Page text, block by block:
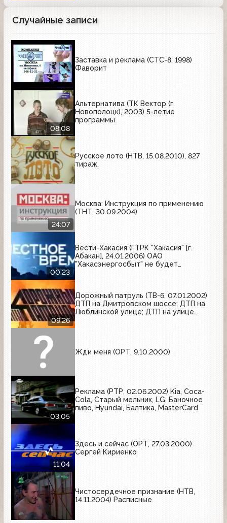
Случайные записи
Заставка и реклама (СТС-8, 1998)
Фаворит
08:08
Альтернатива (ТК Вектор (г.
Новополоцк), 2003) 5-летие
программы
Русское лото (НТВ, 15.08.2010), 827
тираж.
24:07
Москва: Инструкция по применению
(ТНТ, 30.09.2004)
00:23
Вести-Хакасия (ГТРК "Хакасия" [г.
Абакан], 24.01.2006) ОАО
"Хакасэнергосбыт" не будет
09:26
Дорожный патруль (ТВ-6, 07.01.2002)
ДТП на Дмитровском шоссе; ДТП на
Люблинской улице; ДТП на улице
Жди меня (ОРТ, 9.10.2000)
03:05
Реклама (РТР, 02.06.2002) Kia, Coca-
Cola, Старый мельник, LG, Баночное
пиво, Hyundai, Балтика, MasterCard
11:04
Здесь и сейчас (ОРТ, 27.03.2000)
Сергей Кириенко
Чистосердечное признание (НТВ,
14.11.2004) Расписные